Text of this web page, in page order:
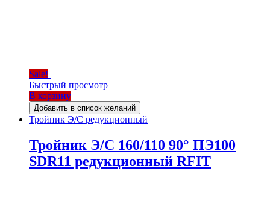
Sale!
Быстрый просмотр
В корзину
Добавить в список желаний
Тройник Э/С редукционный
Тройник Э/С 160/110 90° ПЭ100
SDR11 редукционный RFIT